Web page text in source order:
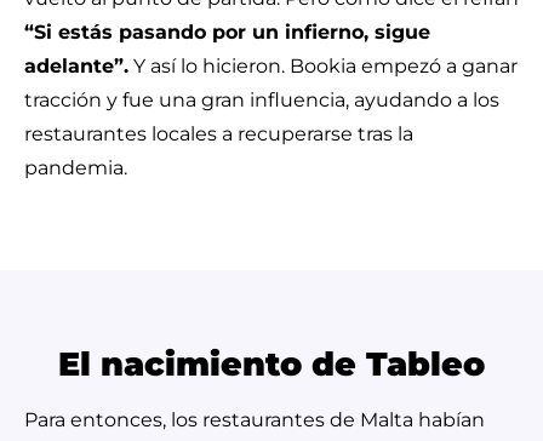
“Si estás pasando por un infierno, sigue
adelante”. Y así lo hicieron. Bookia empezó a ganar
tracción y fue una gran influencia, ayudando a los
restaurantes locales a recuperarse tras la
pandemia.
El nacimiento de Tableo
Para entonces, los restaurantes de Malta habían